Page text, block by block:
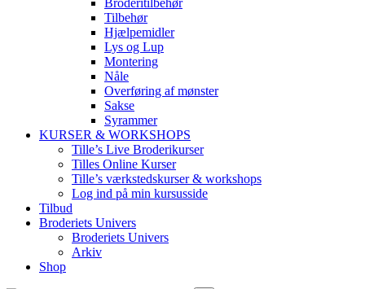
Broderitilbehør
Tilbehør
Hjælpemidler
Lys og Lup
Montering
Nåle
Overføring af mønster
Sakse
Syrammer
KURSER & WORKSHOPS
Tille’s Live Broderikurser
Tilles Online Kurser
Tille’s værkstedskurser & workshops
Log ind på min kursusside
Tilbud
Broderiets Univers
Broderiets Univers
Arkiv
Shop